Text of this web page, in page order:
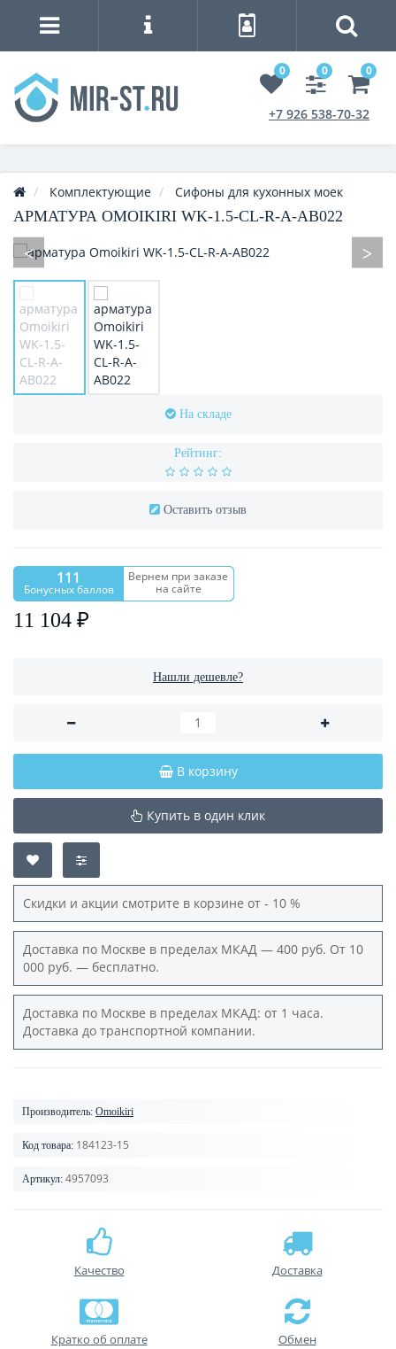
0 0 0
+7 926 538-70-32
Комплектующие Сифоны для кухонных моек
АРМАТУРА OMOIKIRI WK-1.5-CL-R-A-AB022
На складе
Рейтинг:
Оставить отзыв
111
Бонусных баллов
Вернем при заказе
на сайте
11 104 ₽
Нашли дешевле?
В корзину
Купить в один клик
Скидки и акции смотрите в корзине от - 10 %
Доставка по Москве в пределах МКАД — 400 руб. От 10
000 руб. — бесплатно.
Доставка по Москве в пределах МКАД: от 1 часа.
Доставка до транспортной компании.
Производитель: Omoikiri
Код товара: 184123-15
Артикул: 4957093
Качество Доставка
Кратко об оплате Обмен